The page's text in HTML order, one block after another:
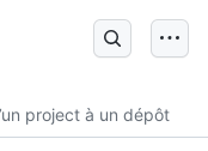
project à un dépôt